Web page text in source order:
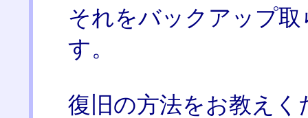
それをバックアップ
す。
復旧の方法をお教え